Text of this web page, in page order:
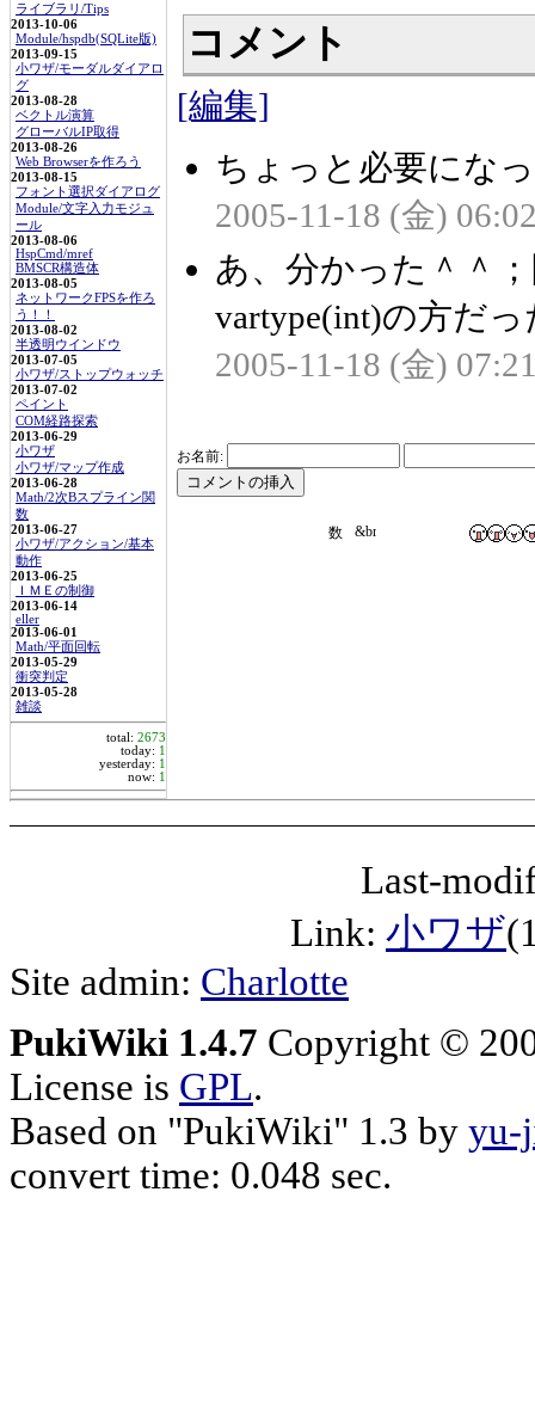
ライブラリ/Tips
2013-10-06
Module/hspdb(SQLite版)
2013-09-15
小ワザ/モーダルダイアロ
グ
2013-08-28
ベクトル演算
グローバルIP取得
2013-08-26
Web Browserを作ろう
2013-08-15
フォント選択ダイアログ
Module/文字入力モジュ
ール
2013-08-06
HspCmd/mref
BMSCR構造体
2013-08-05
ネットワークFPSを作ろ
う！！
2013-08-02
半透明ウインドウ
2013-07-05
小ワザ/ストップウォッチ
2013-07-02
ペイント
COM経路探索
2013-06-29
小ワザ
小ワザ/マップ作成
2013-06-28
Math/2次Bスプライン関
数
2013-06-27
小ワザ/アクション/基本
動作
2013-06-25
ＩＭＥの制御
2013-06-14
eller
2013-06-01
Math/平面回転
2013-05-29
衝突判定
2013-05-28
雑談
total: 2673
today: 1
yesterday: 1
now: 1
コメント
[編集]
ちょっと必要にな
2005-11-18 (金)
あ、分かった＾＾
vartype(int)の方だ
2005-11-18 (金)
お名前:
Last-
Link: 小ワザ
Site admin: Charlotte
PukiWiki 1.4.7 Copyright ©
License is GPL.
Based on "PukiWiki" 1.3 by yu-
convert time: 0.048 sec.